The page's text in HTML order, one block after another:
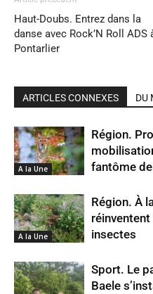
Haut-Doubs. Entrez dans la
danse avec Rock’N Roll ADS
Pontarlier
ARTICLES CONNEXES DU
A la Une
Région.
fantôme
A la Une
Région. À
insectes
Sport. Le
Baele